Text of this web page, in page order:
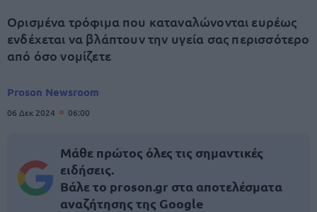
Ορισμένα τρόφιμα που καταναλώνονται ευρέως
ενδέχεται να βλάπτουν την υγεία σας περισσότερο
από όσο νομίζετε
Proson Newsroom
06 Δεκ 2024 06:00
Μάθε πρώτος όλες τις σημαντικές
ειδήσεις.
Βάλε το proson.gr στα αποτελέσματα
αναζήτησης της Google